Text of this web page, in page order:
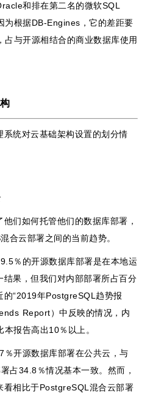
和排在第二名的微软SQL
为根据DB-Engines，它的差距要
与开源相结合的商业数据库使用
统对云基础架构设置的划分情
们如何托管他们的数据库部署，
合云部署之间的当前趋势。
％的开源数据库部署是在本地运
果，但我们对内部部署所占百分
的“2019年PostgreSQL趋势报
Report）中反映的情况，内
报告高出10％以上。
开源数据库部署在公共云，与
占34.8％情况基本一致。然而，
看相比于PostgreSQL混合云部署